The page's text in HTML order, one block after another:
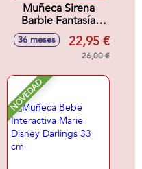
Muñeca Sirena
Barbie Fantasía
Pompas De Jabón
32x25x6 cm
36 meses 22,95 €
26,00 €
NOVEDAD